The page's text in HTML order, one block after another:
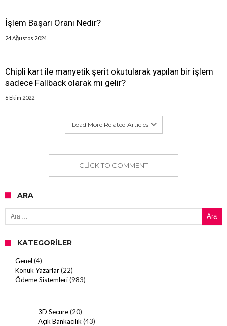
İşlem Başarı Oranı Nedir?
24 Ağustos 2024
Chipli kart ile manyetik şerit okutularak yapılan bir işlem
sadece Fallback olarak mı gelir?
6 Ekim 2022
Load More Related Articles
CLICK TO COMMENT
ARA
Arama:
KATEGORILER
Genel (4)
Konuk Yazarlar(22)
Ödeme Sistemleri(983)
3D Secure(20)
Açık Bankacılık (43)